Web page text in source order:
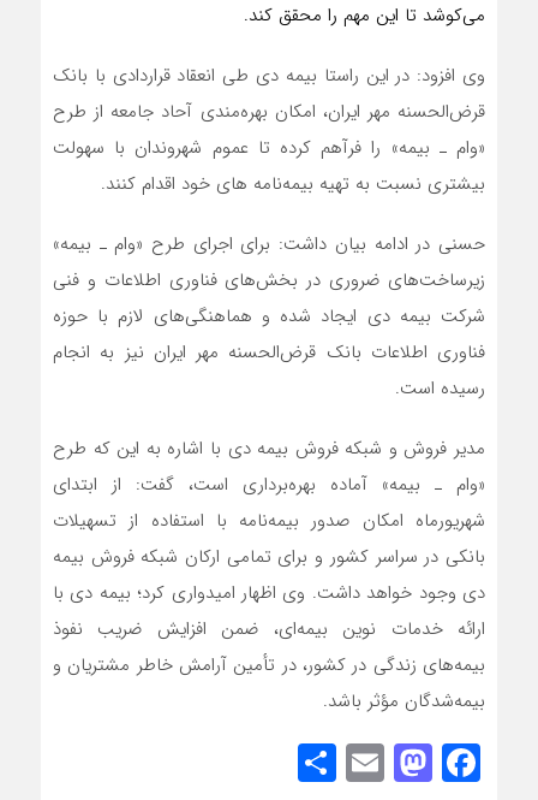
می‌کوشد تا این مهم را محقق کند.
وی افزود: در این راستا بیمه دی طی انعقاد قراردادی با بانک
قرض‌الحسنه مهر ایران، امکان بهره‌مندی آحاد جامعه از طرح
«وام ـ بیمه» را فرآهم کرده تا عموم شهروندان با سهولت
بیشتری نسبت به تهیه بیمه‌نامه ‌های خود اقدام کنند.
حسنی در ادامه بیان داشت: برای اجرای طرح «وام ـ بیمه»
زیرساخت‌های ضروری در بخش‌های فناوری اطلاعات و فنی
شرکت بیمه‌ دی ایجاد شده و هماهنگی‌های لازم با حوزه
فناوری اطلاعات بانک قرض‌الحسنه مهر ایران نیز به انجام
رسیده است.
مدیر فروش و شبکه فروش بیمه دی با اشاره به این که طرح
«وام ـ بیمه» آماده بهره‌برداری است، گفت: از ابتدای
شهریورماه امکان صدور بیمه‌نامه با استفاده از تسهیلات
بانکی در سراسر کشور و برای تمامی ارکان شبکه فروش بیمه
دی وجود خواهد داشت. وی اظهار امیدواری کرد؛ بیمه دی با
ارائه خدمات نوین بیمه‌ای، ضمن افزایش ضریب نفوذ
بیمه‌های زندگی در کشور، در تأمین آرامش خاطر مشتریان و
بیمه‌شدگان مؤثر باشد.
Facebook
Mastodon
Email